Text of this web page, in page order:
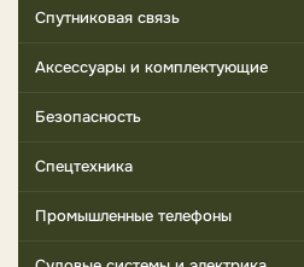
Спутниковая связь
Аксессуары и комплектующие
Безопасность
Спецтехника
Промышленные телефоны